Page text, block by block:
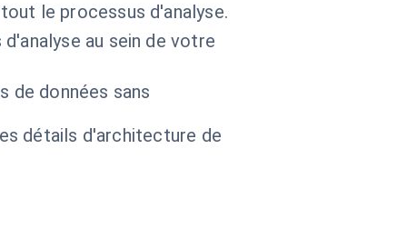
le processus d'analyse.
au sein de votre
de données sans
détails d'architecture de